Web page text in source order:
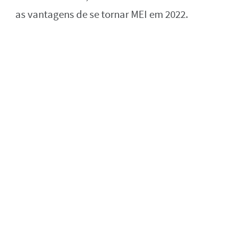
as vantagens de se tornar MEI em 2022.